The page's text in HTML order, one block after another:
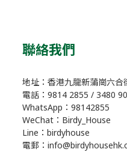
聯絡我們
地址：香港九龍新蒲崗六
電話：9814 2855 / 3480
WhatsApp：98142855
WeChat：Birdy_House
Line：birdyhouse
電郵：